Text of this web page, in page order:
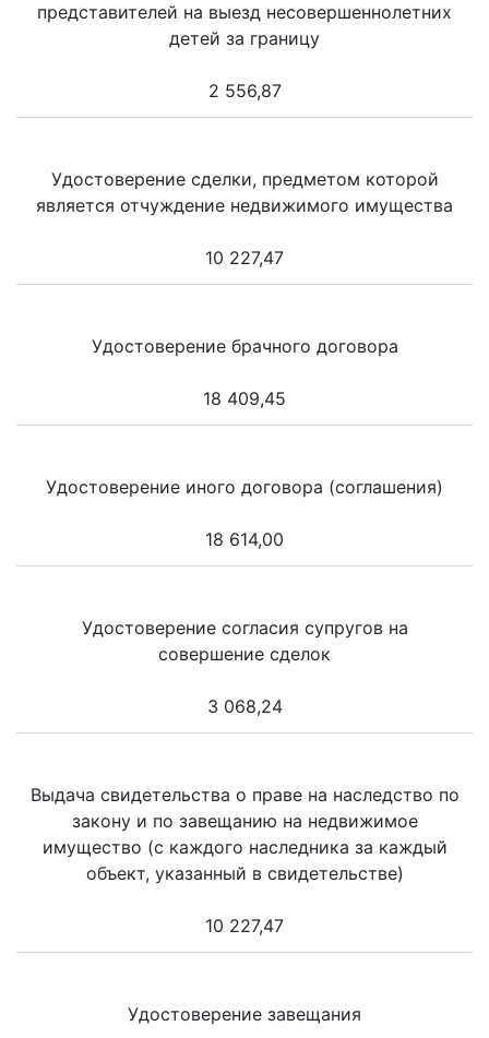
представителей на выезд несовершеннолетних
детей за границу
2 556,87
Удостоверение сделки, предметом которой
является отчуждение недвижимого имущества
10 227,47
Удостоверение брачного договора
18 409,45
Удостоверение иного договора (соглашения)
18 614,00
Удостоверение согласия супругов на
совершение сделок
3 068,24
Выдача свидетельства о праве на наследство по
закону и по завещанию на недвижимое
имущество (с каждого наследника за каждый
объект, указанный в свидетельстве)
10 227,47
Удостоверение завещания